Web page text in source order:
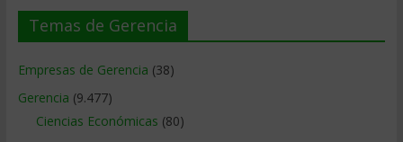
Temas de Gerencia
Empresas de Gerencia (38)
Gerencia (9.477)
Ciencias Económicas (80)